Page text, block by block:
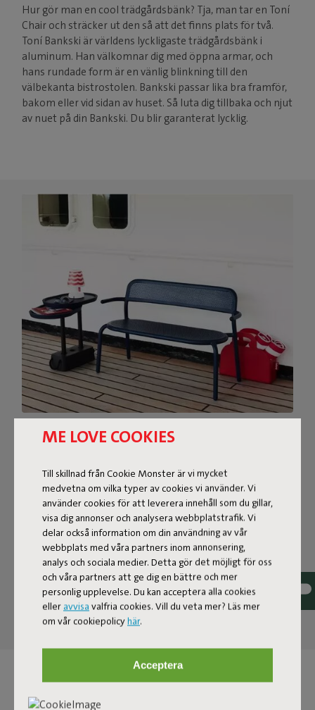
ME LOVE COOKIES
Till skillnad från Cookie Monster är vi mycket
medvetna om vilka typer av cookies vi använder. Vi
använder cookies för att leverera innehåll som du gillar,
visa dig annonser och analysera webbplatstrafik. Vi
delar också information om din användning av vår
webbplats med våra partners inom annonsering,
analys och sociala medier. Detta gör det möjligt för oss
och våra partners att ge dig en bättre och mer
personlig upplevelse. Du kan acceptera alla cookies
eller avvisa valfria cookies. Vill du veta mer? Läs mer
om vår cookiepolicyhär.
Acceptera
Hur gör man en cool trädgårdsbänk? Tja, man tar en Toní
Chair och sträcker ut den så att det finns plats för två.
Toní Bankski är världens lyckligaste trädgårdsbänk i
aluminum. Han välkomnar dig med öppna armar, och
hans rundade form är en vänlig blinkning till den
välbekanta bistrostolen. Bankski passar lika bra framför,
bakom eller vid sidan av huset. Så luta dig tillbaka och njut
av nuet på din Bankski. Du blir garanterat lycklig.
SLAPPA PÅ EN
TRÄDGÅRDSBÄNK
Grå? Gul? Eller den gröna? Oroa dig inte, Bankski funkar i
alla färger. Och eftersom denna utebänk är UV- och
korrosionsresistent kommer den att funka lika bra i
många år framöver. Han är enkel att lyfta eller stapla
eftersom han är gjord av lätt aluminum. Och med den
tillhörande Bankski Pillow sitter du bekvämt i timmar i
sträck.